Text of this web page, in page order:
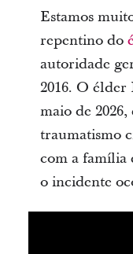
Estamos
repentino do
autoridade
2016. O élder
maio de
traumatismo
com a família
o incidente